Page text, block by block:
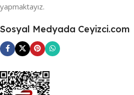
yapmaktayız.
Sosyal Medyada Ceyizci.com